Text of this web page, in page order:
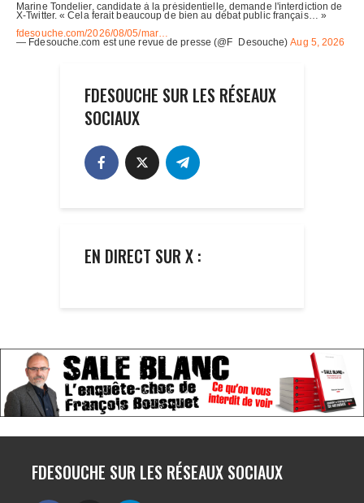
FDESOUCHE SUR LES RÉSEAUX
SOCIAUX
EN DIRECT SUR X :
FDESOUCHE SUR LES RÉSEAUX SOCIAUX